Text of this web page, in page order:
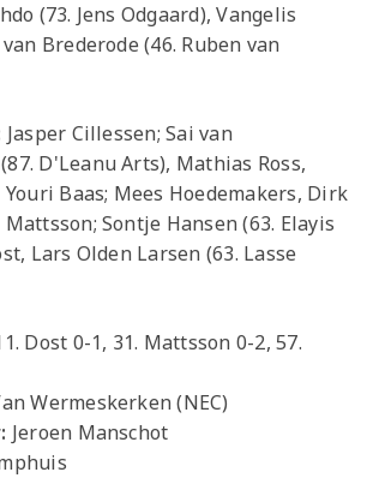
(73. Jens Odgaard), Vangelis
Brederode (46. Ruben van
Jasper Cillessen; Sai van
D'Leanu Arts), Mathias Ross,
Baas; Mees Hoedemakers, Dirk
Sontje Hansen (63. Elayis
Lars Olden Larsen (63. Lasse
Dost 0-1, 31. Mattsson 0-2, 57.
Wermeskerken (NEC)
Jeroen Manschot